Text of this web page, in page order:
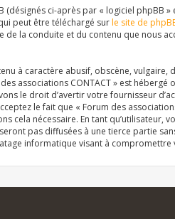
ci-après par « logiciel phpBB
peut être téléchargé surle site de
de la conduite et du contenu que nous
à caractère abusif, obscène,
associations CONTACT » est
le droit d’avertir votre fournisseur
le fait que « Forum des
cela nécessaire. En tant
pas diffusées à une tierce partie
informatique visant à compromettre